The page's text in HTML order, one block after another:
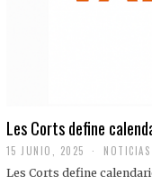
Les Corts define
15 JUNIO, 2025 NOTICIAS
Les Corts define